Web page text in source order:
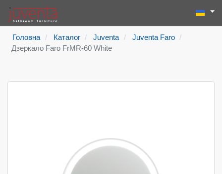
Пошук
Type 2 or
Головна Каталог Juventa
Juventa Faro
Дзеркало Faro FrMR-60 White